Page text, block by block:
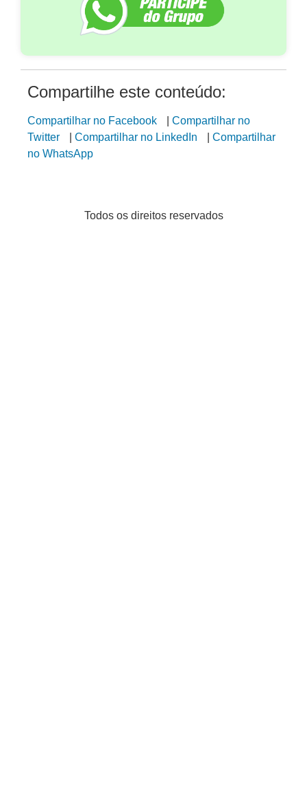
Compartilhe este conteúdo:
Compartilhar no Facebook
Compartilhar no
Twitter
Compartilhar no LinkedIn
Compartilhar
no WhatsApp
Todos os direitos reservados